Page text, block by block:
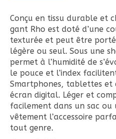
Conçu en tissu durable et
gant Rho est doté d’une
texturée et peut être
légère ou seul. Sous une
permet à l’humidité de
le pouce et l’index
Smartphones, tablettes et
écran digital. Léger et
facilement dans un sac ou
vêtement l’accessoire
tout genre.